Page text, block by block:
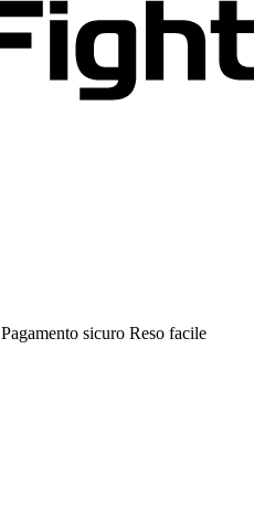
Pagamento sicuro Reso facile